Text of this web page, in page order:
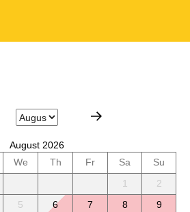
August 2026
We Th Fr Sa
Su
1
2
5 6 7 8
9